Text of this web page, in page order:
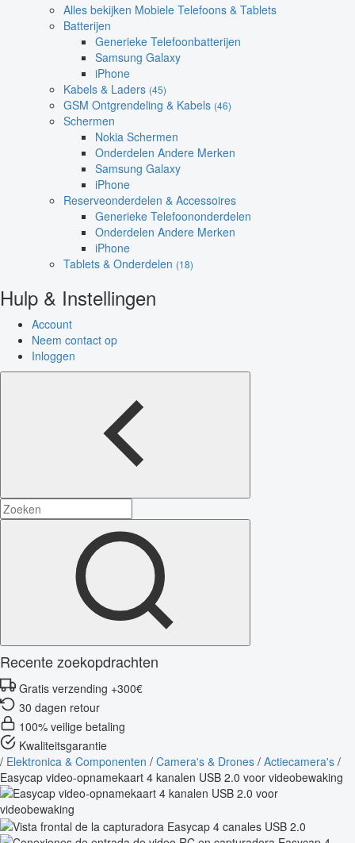
Alles bekijken Mobiele Telefoons & Tablets
Batterijen
Generieke Telefoonbatterijen
Samsung Galaxy
iPhone
Kabels & Laders (45)
GSM Ontgrendeling & Kabels (46)
Schermen
Nokia Schermen
Onderdelen Andere Merken
Samsung Galaxy
iPhone
Reserveonderdelen & Accessoires
Generieke Telefoononderdelen
Onderdelen Andere Merken
iPhone
Tablets & Onderdelen (18)
Hulp & Instellingen
Account
Neem contact op
Inloggen
Recente zoekopdrachten
Gratis verzending +300€
30 dagen retour
100% veilige betaling
Kwaliteitsgarantie
/ Elektronica & Componenten / Camera's & Drones / Actiecamera's /
Easycap video-opnamekaart 4 kanalen USB 2.0 voor videobewaking